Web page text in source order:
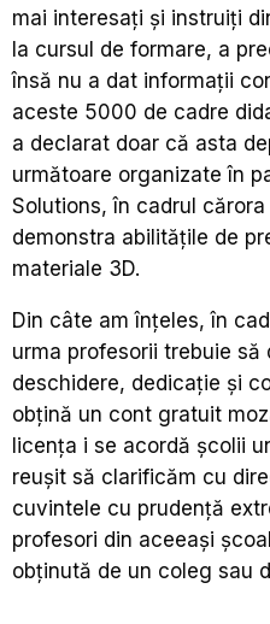
mai interesați și instruiți
la cursul de formare, a
însă nu a dat informații
aceste 5000 de cadre
a declarat doar că asta
următoare organizate în
Solutions, în cadrul
demonstra abilitățile de
materiale 3D.
Din câte am înțeles, în
urma profesorii trebuie să
deschidere, dedicație și
obțină un cont gratuit
licența i se acordă școlii
reușit să clarificăm cu
cuvintele cu prudență
profesori din aceeași
obținută de un coleg sau